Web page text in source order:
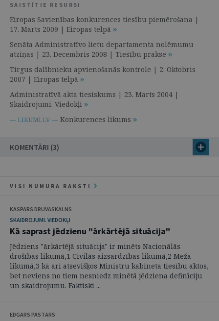
SAISTĪTIE RESURSI
Eiropas Savienības konkurences tiesību piemērošana |
17. Marts 2009 | Eiropas telpā
Senāta Administratīvo lietu departamenta nolēmumu
atziņas | 23. Decembris 2008 | Tiesību prakse
Tirgus dalībnieku apvienošanās kontrole | 2. Oktobris
2007 | Eiropas telpā
Administratīvā akta tiesiskums | 23. Marts 2004 |
Skaidrojumi. Viedokļi
— LIKUMI.LV — Konkurences likums
KOMENTĀRI (3)
VISI NUMURA RAKSTI
KASPARS DRUVASKALNS
SKAIDROJUMI. VIEDOKĻI
Kā saprast jēdzienu "ārkārtējā situācija"
Jēdziens "ārkārtējā situācija" ir minēts Nacionālās
drošības likumā,1 Civilās aizsardzības likumā,2 Meža
likumā,3 kā arī atsevišķos Ministru kabineta tiesību aktos,
bet neviens no tiem nesniedz minētā jēdziena definīciju
un skaidrojumu. Faktiski ...
EDGARS PASTARS